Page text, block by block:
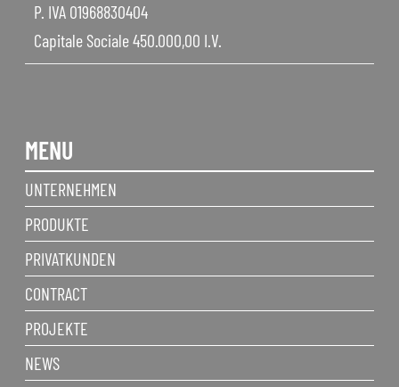
P. IVA 01968830404
Capitale Sociale 450.000,00 I.V.
MENU
UNTERNEHMEN
PRODUKTE
PRIVATKUNDEN
CONTRACT
PROJEKTE
NEWS